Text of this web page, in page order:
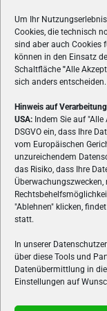
Um Ihr
Cookies, die technisch
sind aber auch Cookies
können in den Einsatz
Schaltfläche "Alle
sich anders entscheiden.
Hinweis auf
USA: Indem Sie auf
DSGVO ein, dass Ihre
vom Europäischen
unzureichendem
das Risiko, dass Ihre
"Ablehnen" klicken,
statt.
In unserer
über diese Tools und
Datenübermittlung in
Einstellungen auf
VON GAMERN,
Spielemagazin
Reviews und